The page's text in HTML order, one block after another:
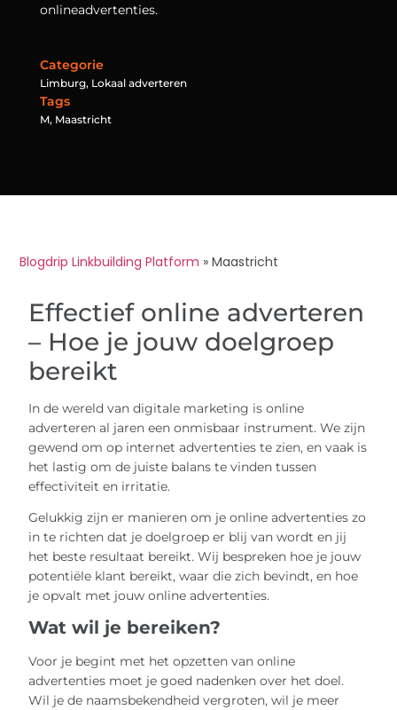
onlineadvertenties.
Categorie
Limburg, Lokaal adverteren
Tags
M, Maastricht
Blogdrip Linkbuilding Platform »Maastricht
Effectief online adverteren
– Hoe je jouw doelgroep
bereikt
In de wereld van digitale marketing is online
adverteren al jaren een onmisbaar instrument. We zijn
gewend om op internet advertenties te zien, en vaak is
het lastig om de juiste balans te vinden tussen
effectiviteit en irritatie.
Gelukkig zijn er manieren om je online advertenties zo
in te richten dat je doelgroep er blij van wordt en jij
het beste resultaat bereikt. Wij bespreken hoe je jouw
potentiële klant bereikt, waar die zich bevindt, en hoe
je opvalt met jouw online advertenties.
Wat wil je bereiken?
Voor je begint met het opzetten van online
advertenties moet je goed nadenken over het doel.
Wil je de naamsbekendheid vergroten, wil je meer